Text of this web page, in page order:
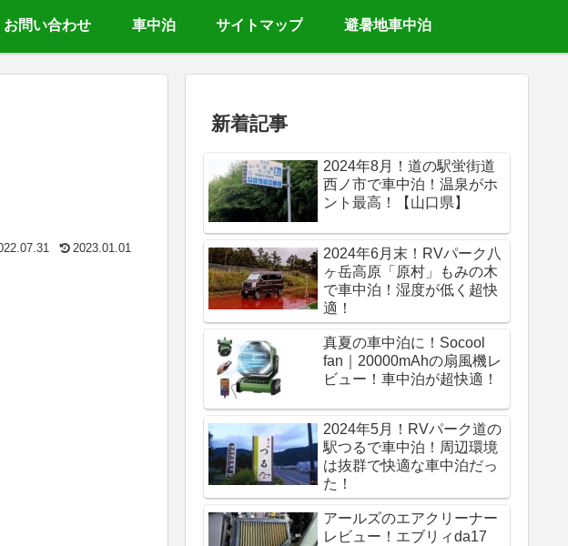
お問い合わせ 車中泊 サイトマップ 避暑地車中泊
2023.01.01
新着記事
2024年8月！道の駅蛍街道
西ノ市で車中泊！温泉がホ
ント最高！【山口県】
2024年6月末！RVパーク八
ヶ岳高原「原村」もみの木
で車中泊！湿度が低く超快
適！
真夏の車中泊に！Socool
fan｜20000mAhの扇風機レ
ビュー！車中泊が超快適！
2024年5月！RVパーク道の
駅つるで車中泊！周辺環境
は抜群で快適な車中泊だっ
た！
アールズのエアクリーナー
レビュー！エブリィda17